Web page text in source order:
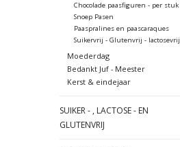
Chocolade paasfiguren - per stuk
Snoep Pasen
Paaspralines en paascaraques
Suikervrij - Glutenvrij - lactosevrij
Moederdag
Bedankt Juf - Meester
Kerst & eindejaar
SUIKER - , LACTOSE - EN
GLUTENVRIJ